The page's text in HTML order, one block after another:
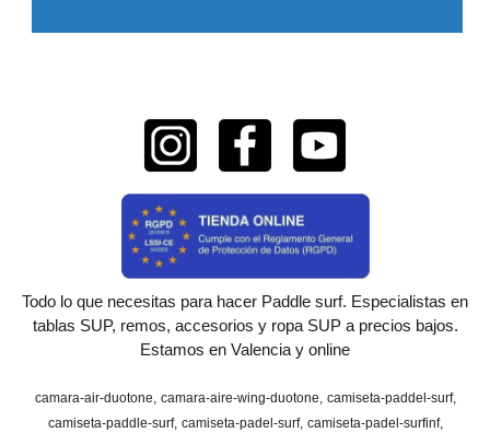
Todo lo que necesitas para hacer Paddle surf. Especialistas en
tablas SUP, remos, accesorios y ropa SUP a precios bajos.
Estamos en Valencia y online
camara-air-duotone camara-aire-wing-duotone camiseta-paddel-surf
camiseta-paddle-surf camiseta-padel-surf camiseta-padel-surfinf